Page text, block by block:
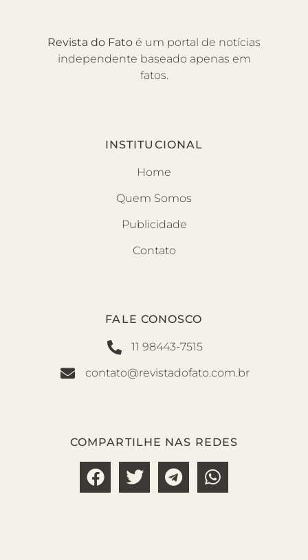
Revista do Fato é um portal de notícias
independente baseado apenas em
fatos.
INSTITUCIONAL
Home
Quem Somos
Publicidade
Contato
FALE CONOSCO
11 98443-7515
contato@revistadofato.com.br
COMPARTILHE NAS REDES